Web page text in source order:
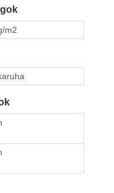
m2